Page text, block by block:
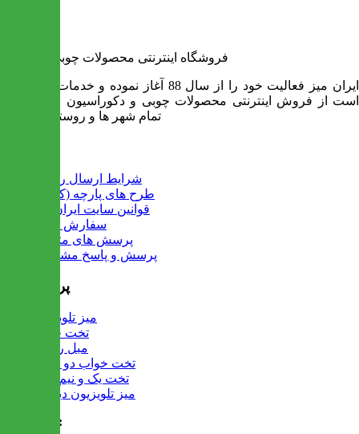
فروشگاه اینترنتی محصولات چوبی ایران میز
ایران میز فعالیت خود را از سال 88 آغاز نموده و خدمات آن عبارت
است از فروش اینترنتی محصولات چوبی و دکوراسیون و ارسال به
تمام شهر ها و روستاهای کشور
شرایط ارسال رایگان
طرح های پارچه (کالیته)
قوانین سایت ایران میز
سفارش عمده
پرسش های متداول
پرسش و پاسخ مشتریان
پرفروش ها
میز تلویزیون
تخت خواب
مبل راحتی
تخت خواب دو طبقه
تخت یک و نیم نفره
میز تلویزیون دیواری
تماس با ما :